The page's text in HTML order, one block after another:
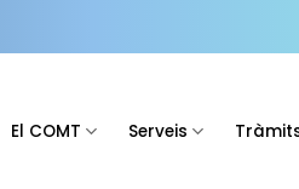
El COMT Serveis